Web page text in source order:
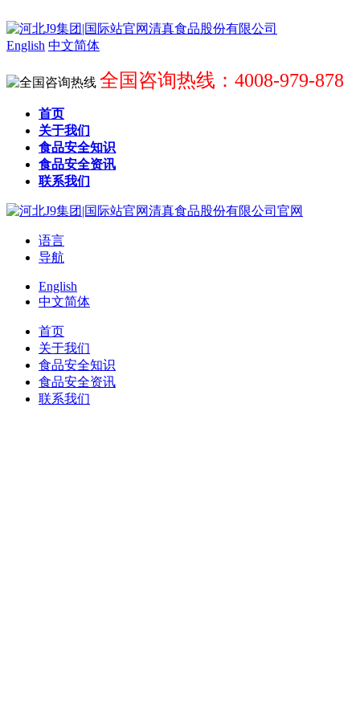
English 中文简体
全国咨询热线：4008-979-878
首页
关于我们
食品安全知识
食品安全资讯
联系我们
语言
导航
English
中文简体
首页
关于我们
食品安全知识
食品安全资讯
联系我们